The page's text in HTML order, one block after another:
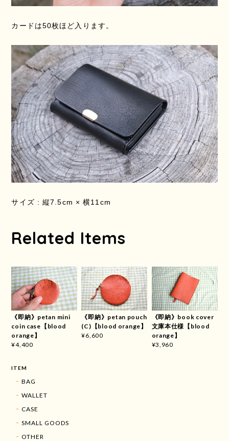
カードは50枚ほど入ります。
サイズ : 縦7.5cm × 横11cm
Related Items
《即納》petan mini
coin case【blood
orange】
¥4,400
《即納》petan pouch
(C)【blood orange】
¥6,600
《即納》book cover
文庫本仕様【blood
orange】
¥3,960
ITEM
BAG
WALLET
CASE
SMALL GOODS
OTHER